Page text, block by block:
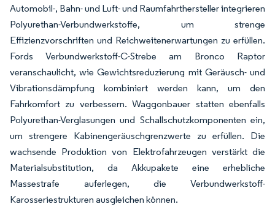
Automobil-, Bahn- und Luft- und Raumfahrthersteller integrieren
Polyurethan-Verbundwerkstoffe, um strenge
Effizienzvorschriften und Reichweitenerwartungen zu erfüllen.
Fords Verbundwerkstoff-C-Strebe am Bronco Raptor
veranschaulicht, wie Gewichtsreduzierung mit Geräusch- und
Vibrationsdämpfung kombiniert werden kann, um den
Fahrkomfort zu verbessern. Waggonbauer statten ebenfalls
Polyurethan-Verglasungen und Schallschutzkomponenten ein,
um strengere Kabinengeräuschgrenzwerte zu erfüllen. Die
wachsende Produktion von Elektrofahrzeugen verstärkt die
Materialsubstitution, da Akkupakete eine erhebliche
Massestrafe auferlegen, die Verbundwerkstoff-
Karosseriestrukturen ausgleichen können.